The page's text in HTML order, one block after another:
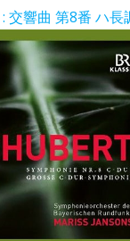
交響曲 第8番 ハ長